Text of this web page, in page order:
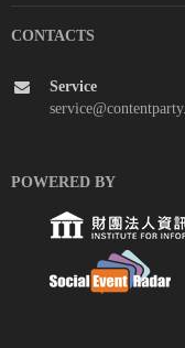
CONTACTS
Service
POWERED BY